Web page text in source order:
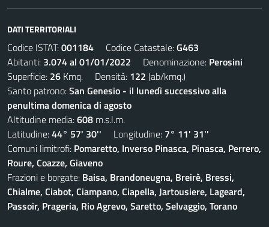
DATI TERRITORIALI
Codice ISTAT:001184 Codice Catastale:G463
Abitanti: 3.074 al 01/01/2022 Denominazione: Perosini
Superficie: 26 Kmq. Densità: 122 (ab/kmq.)
Santo patrono:San Genesio - il lunedì successivo alla
penultima domenica di agosto
Altitudine media:608 m.s.l.m.
Latitudine:44° 57' 30'' Longitudine: 7° 11' 31''
Comuni limitrofi: Pomaretto, Inverso Pinasca, Pinasca, Perrero,
Roure, Coazze, Giaveno
Frazioni e borgate: Baisa, Brandoneugna, Breirè, Bressi,
Chialme, Ciabot, Ciampano, Ciapella, Jartousiere, Lageard,
Passoir, Prageria, Rio Agrevo, Saretto, Selvaggio, Torano